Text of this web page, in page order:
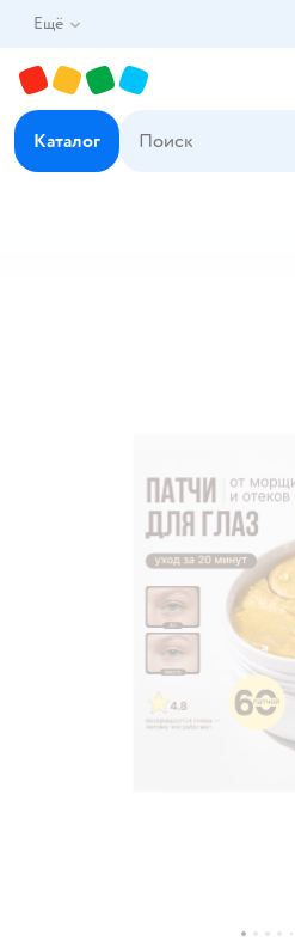
Ещё
Каталог